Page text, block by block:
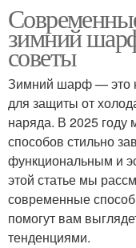
зимний
советы
Зимний шарф — это
для защиты от
наряда. В 2025 году
способов стильно
функциональным и
этой статье мы
современные
помогут вам
тенденциями.